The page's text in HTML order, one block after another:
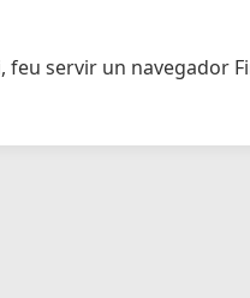
servir un navegador